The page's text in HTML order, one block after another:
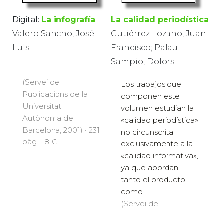
Digital: La infografía
Valero Sancho, José
Luis
(Servei de
Publicacions de la
Universitat
Autònoma de
Barcelona, 2001) · 231
pàg. · 8 €
La calidad periodística
Gutiérrez Lozano, Juan
Francisco; Palau
Sampio, Dolors
Los trabajos que
componen este
volumen estudian la
«calidad periodística»
no circunscrita
exclusivamente a la
«calidad informativa»,
ya que abordan
tanto el producto
como...
(Servei de